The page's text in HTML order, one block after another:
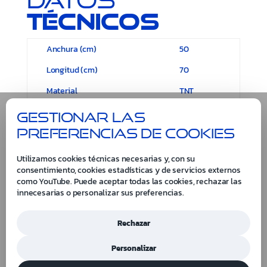
técnicos
Anchura (cm)
50
Longitud (cm)
70
Material
TNT
Gestionar las
preferencias de cookies
Utilizamos cookies técnicas necesarias y, con su
consentimiento, cookies estadísticas y de servicios externos
como YouTube. Puede aceptar todas las cookies, rechazar las
innecesarias o personalizar sus preferencias.
Rechazar
Personalizar